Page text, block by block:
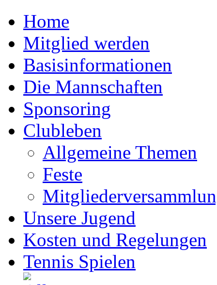
Home
Mitglied werden
Basisinformationen
Die Mannschaften
Sponsoring
Clubleben
Allgemeine Themen
Feste
Unsere Jugend
Kosten und Regelungen
Tennis Spielen